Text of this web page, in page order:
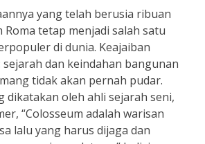
yang telah berusia ribuan
Roma tetap menjadi salah satu
di dunia. Keajaiban
sejarah dan keindahan bangunan
tidak akan pernah pudar.
dikatakan oleh ahli sejarah seni,
“Colosseum adalah warisan
lalu yang harus dijaga dan